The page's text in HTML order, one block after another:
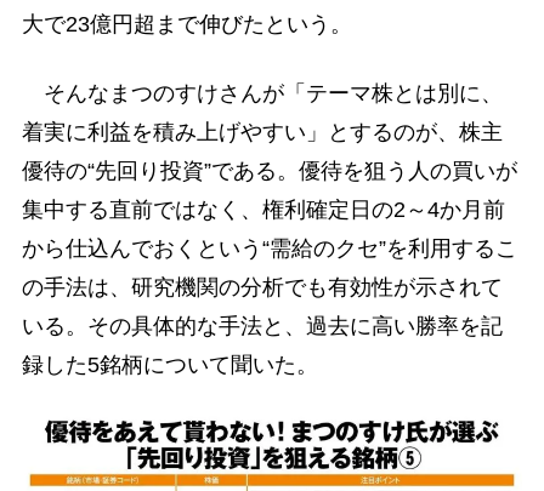
大で23億円超まで伸びたという。
そんなまつのすけさんが「テーマ株とは別に、
着実に利益を積み上げやすい」とするのが、株主
優待の“先回り投資”である。優待を狙う人の買いが
集中する直前ではなく、権利確定日の2～4か月前
から仕込んでおくという“需給のクセ”を利用するこ
の手法は、研究機関の分析でも有効性が示されて
いる。その具体的な手法と、過去に高い勝率を記
録した5銘柄について聞いた。